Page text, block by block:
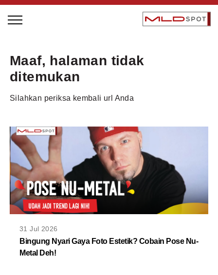
LOCAL GREATNESS
INSPIRING PRODUCTS
INSPIRING COMMUNITIES
TRENDING
EVENTS
MLDPODCAST
VIDEOS
MLDPOINTS
Maaf, halaman tidak
ditemukan
Silahkan periksa kembali url Anda
31 Jul 2026
Bingung Nyari Gaya Foto Estetik? Cobain Pose Nu-
Metal Deh!